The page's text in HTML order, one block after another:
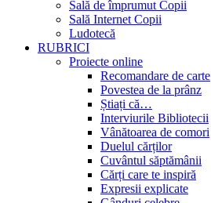
Sală de împrumut Copii
Sală Internet Copii
Ludotecă
RUBRICI
Proiecte online
Recomandare de carte
Povestea de la prânz
Știați că…
Interviurile Bibliotecii
Vânătoarea de comori
Duelul cărților
Cuvântul săptămânii
Cărți care te inspiră
Expresii explicate